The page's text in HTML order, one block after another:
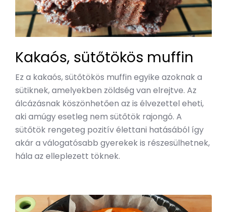
Kakaós, sütőtökös muffin
Ez a kakaós, sütőtökös muffin egyike azoknak a
sütiknek, amelyekben zöldség van elrejtve. Az
álcázásnak köszönhetően az is élvezettel eheti,
aki amúgy esetleg nem sütőtök rajongó. A
sütőtök rengeteg pozitív élettani hatásából így
akár a válogatósabb gyerekek is részesülhetnek,
hála az elleplezett töknek.